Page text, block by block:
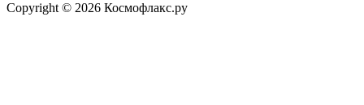
Copyright © 2026 Космофлакс.ру